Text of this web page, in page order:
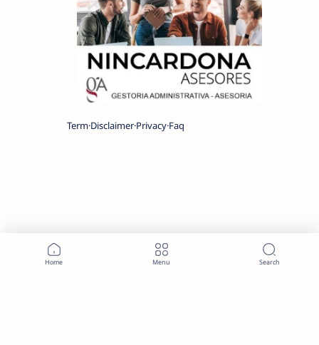
Term Disclaimer Privacy Faq